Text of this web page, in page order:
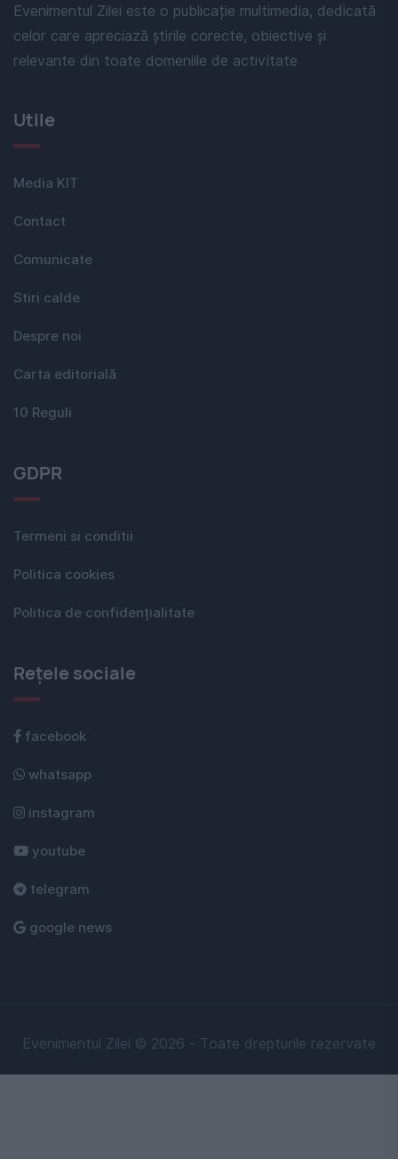
Evenimentul Zilei este o publicație multimedia, dedicată
celor care apreciază știrile corecte, obiective și
relevante din toate domeniile de activitate
Utile
Media KIT
Contact
Comunicate
Stiri calde
Despre noi
Carta editorială
10 Reguli
GDPR
Termeni si conditii
Politica cookies
Politica de confidențialitate
Rețele sociale
facebook
whatsapp
instagram
youtube
telegram
google news
Evenimentul Zilei © 2026 - Toate drepturile rezervate